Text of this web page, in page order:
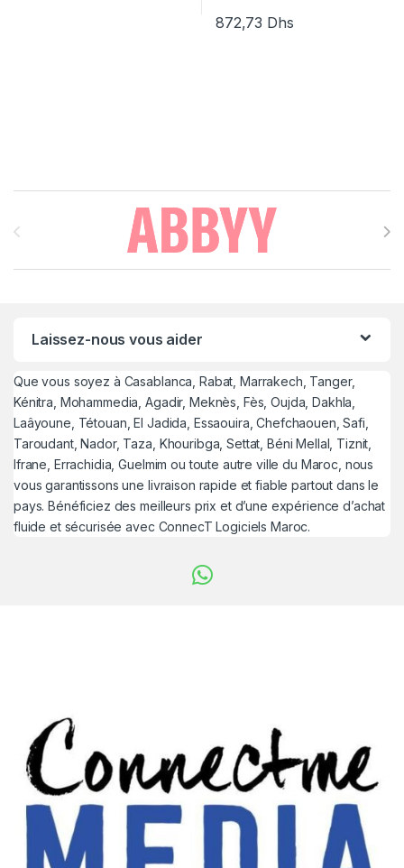
872,73 Dhs
Brands Carousel
Laissez-nous vous aider
Que vous soyez à Casablanca, Rabat, Marrakech, Tanger,
Kénitra, Mohammedia, Agadir, Meknès, Fès, Oujda, Dakhla,
Laâyoune, Tétouan, El Jadida, Essaouira, Chefchaouen, Safi,
Taroudant, Nador, Taza, Khouribga, Settat, Béni Mellal, Tiznit,
Ifrane, Errachidia, Guelmim ou toute autre ville du Maroc, nous
vous garantissons une livraison rapide et fiable partout dans le
pays. Bénéficiez des meilleurs prix et d’une expérience d’achat
fluide et sécurisée avec ConnecT Logiciels Maroc.